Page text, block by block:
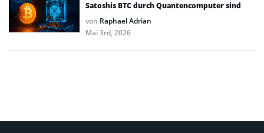
Satoshis BTC durch Quantencomputer sind
von Raphael Adrian
Mai 3rd, 2026